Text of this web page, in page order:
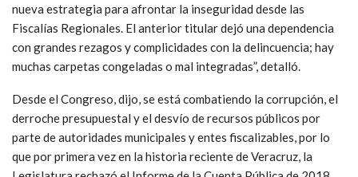
nueva estrategia para afrontar la inseguridad desde las
Fiscalías Regionales. El anterior titular dejó una dependencia
con grandes rezagos y complicidades con la delincuencia; hay
muchas carpetas congeladas o mal integradas”, detalló.
Desde el Congreso, dijo, se está combatiendo la corrupción, el
derroche presupuestal y el desvío de recursos públicos por
parte de autoridades municipales y entes fiscalizables, por lo
que por primera vez en la historia reciente de Veracruz, la